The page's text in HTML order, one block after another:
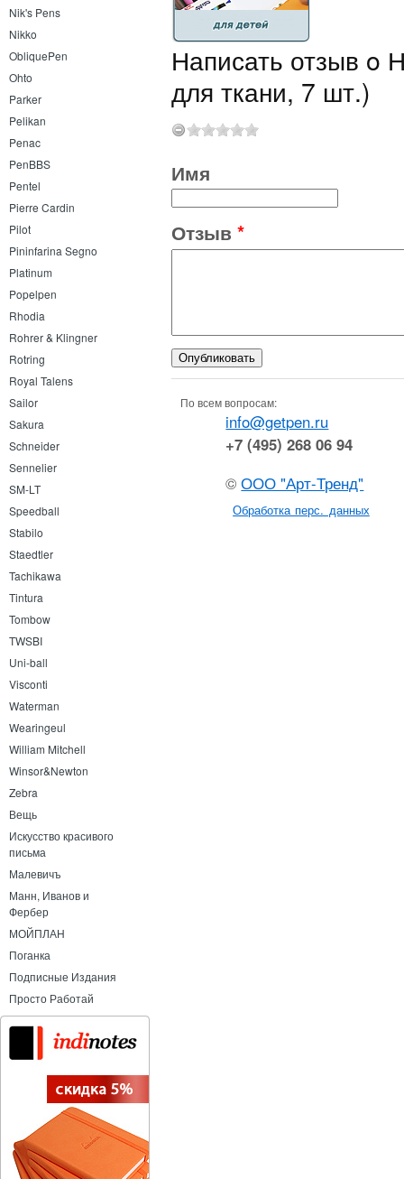
Nik's Pens
Nikko
ObliquePen
Ohto
Parker
Pelikan
Penac
PenBBS
Pentel
Pierre Cardin
Pilot
Pininfarina Segno
Platinum
Popelpen
Rhodia
Rohrer & Klingner
Rotring
Royal Talens
Sailor
Sakura
Schneider
Sennelier
SM-LT
Speedball
Stabilo
Staedtler
Tachikawa
Tintura
Tombow
TWSBI
Uni-ball
Visconti
Waterman
Wearingeul
William Mitchell
Winsor&Newton
Zebra
Вещь
Искусство красивого
письма
Малевичъ
Манн, Иванов и
Фербер
МОЙПЛАН
Поганка
Подписные Издания
Просто Работай
Написать отзыв o
для ткани, 7 шт.)
Имя
Отзыв *
По всем вопросам:
info@getpen.ru
+7 (495) 268 06 94
©ООО "Арт-Тренд"
Обработка перс. данных